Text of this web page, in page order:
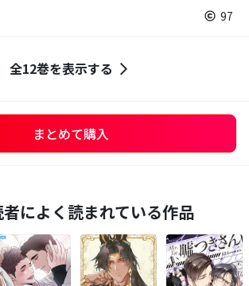
97
全12巻を表示する
まとめて購入
によく読まれている作品